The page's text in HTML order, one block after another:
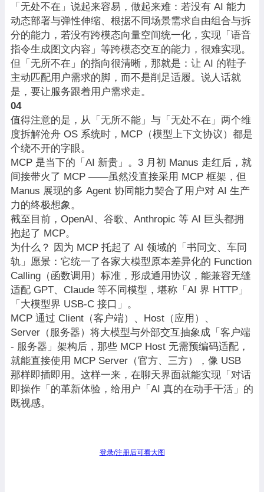
「无处不在」说起来容易，做起来难：若没有 AI 能力
动态部署与弹性伸缩、根据不同场景需求自由组合与拆
分的能力，若没有跨模态向量空间统一化，实现「语音
指令生成图文内容」等跨模态交互的能力，很难实现。
但「无所不在」的指向很清晰，那就是：让 AI 的鞋子
主动匹配用户需求的脚，而不是削足适履。说人话就
是，要让服务跟着用户需求走。
04
值得注意的是，从「无所不能」与「无处不在」两个维
度拆解沧舟 OS 系统时，MCP（模型上下文协议）都是
个绕不开的字眼。
MCP 是当下的「AI 新贵」。3 月初 Manus 走红后，就
间接带火了 MCP ——虽然没直接采用 MCP 框架，但
Manus 展现的多 Agent 协同能力契合了用户对 AI 生产
力的终极想象。
截至目前，OpenAI、谷歌、Anthropic 等 AI 巨头都拥
抱起了 MCP。
为什么？ 因为 MCP 托起了 AI 领域的「书同文、车同
轨」愿景：它统一了各家大模型原本差异化的 Function
Calling（函数调用）标准，形成通用协议，能兼容无缝
适配 GPT、Claude 等不同模型，堪称「AI 界 HTTP」
「大模型界 USB-C 接口」。
MCP 通过 Client（客户端）、Host（应用）、
Server（服务器）将大模型与外部交互抽象成「客户端
- 服务器」架构后，那些 MCP Host 无需预编码适配，
就能直接使用 MCP Server（官方、三方），像 USB
那样即插即用。这样一来，在聊天界面就能实现「对话
即操作「的革新体验，给用户「AI 真的在动手干活」的
既视感。
登录/注册后可看大图